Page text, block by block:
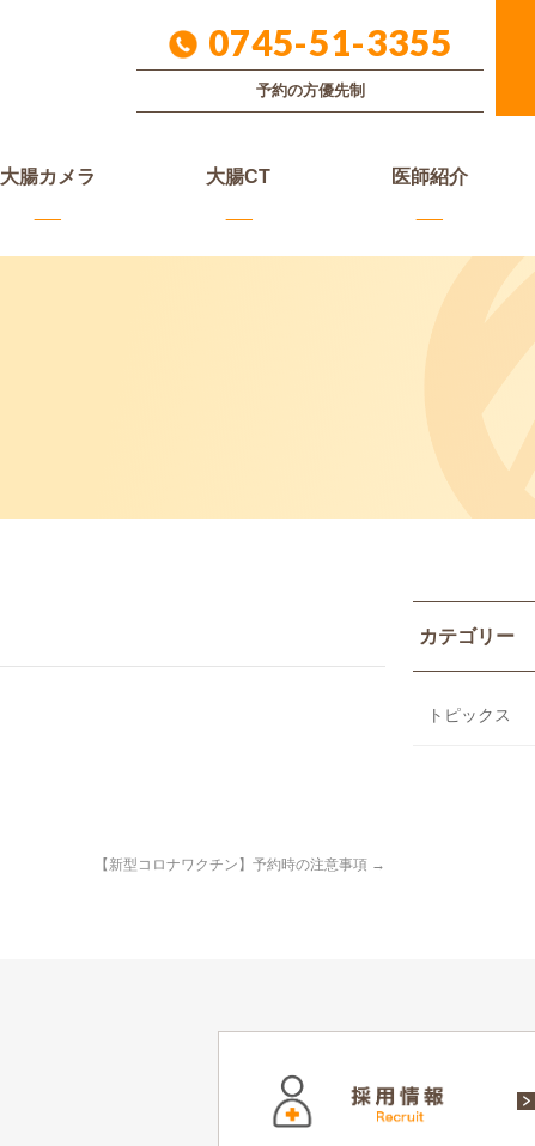
0745-51-3355
予約の方優先制
大腸カメラ 大腸CT 医師紹介
【新型コロナワクチン】予約時の注意事項 →
カテゴリー
トピックス